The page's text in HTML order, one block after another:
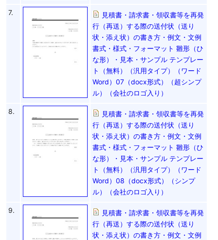
7.
見積書・請求書・領収書等を再発
行（再送）する際の送付状（送り
状・添え状）の書き方・例文・文例
書式・様式・フォーマット 雛形（ひ
な形）・見本・サンプル テンプレー
ト（無料）（汎用タイプ）（ワード
Word）07（docx形式）（超シンプ
ル）（会社のロゴ入り）
8.
見積書・請求書・領収書等を再発
行（再送）する際の送付状（送り
状・添え状）の書き方・例文・文例
書式・様式・フォーマット 雛形（ひ
な形）・見本・サンプル テンプレー
ト（無料）（汎用タイプ）（ワード
Word）08（docx形式）（シンプ
ル）（会社のロゴ入り）
9.
見積書・請求書・領収書等を再発
行（再送）する際の送付状（送り
状・添え状）の書き方・例文・文例